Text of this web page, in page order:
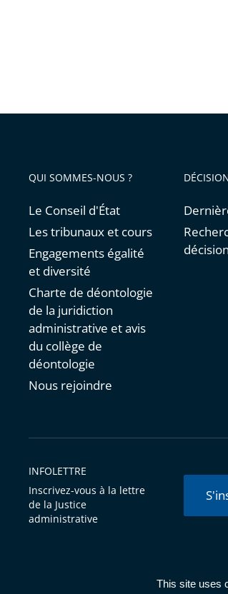
This site uses
QUI SOMMES-NOUS ?
Le Conseil d'État
Les tribunaux et cours
Engagements égalité
et diversité
Charte de déontologie
de la juridiction
administrative et avis
du collège de
déontologie
Nous rejoindre
INFOLETTRE
Inscrivez-vous à la lettre
de la Justice
administrative